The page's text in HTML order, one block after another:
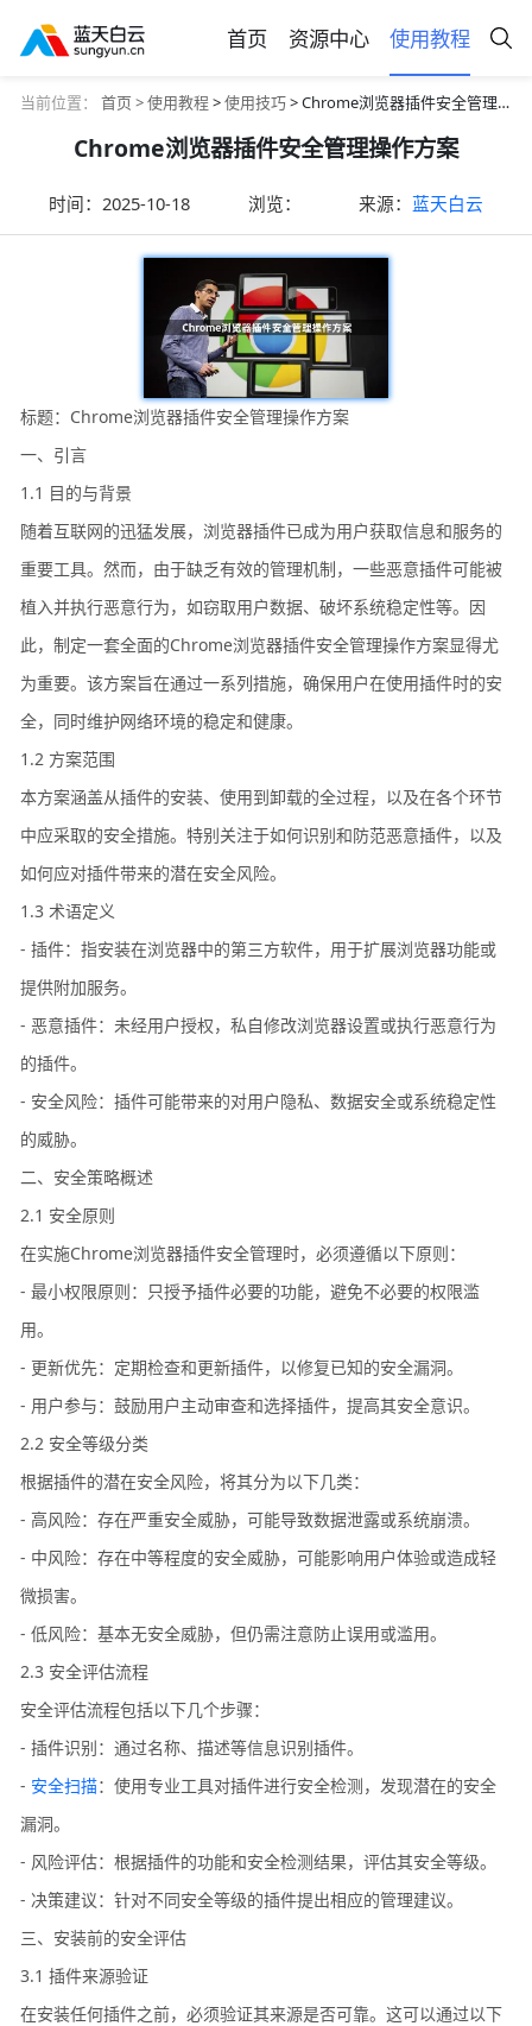
首页 资源中心 使用教程
当前位置： 首页 >使用教程>使用技巧> Chrome浏览器插件安全管理操作方案
Chrome浏览器插件安全管理操作方案
时间：2025-10-18 浏览： 来源： 蓝天白云
标题：Chrome浏览器插件安全管理操作方案
一、引言
1.1 目的与背景
随着互联网的迅猛发展，浏览器插件已成为用户获取信息和服务的
重要工具。然而，由于缺乏有效的管理机制，一些恶意插件可能被
植入并执行恶意行为，如窃取用户数据、破坏系统稳定性等。因
此，制定一套全面的Chrome浏览器插件安全管理操作方案显得尤
为重要。该方案旨在通过一系列措施，确保用户在使用插件时的安
全，同时维护网络环境的稳定和健康。
1.2 方案范围
本方案涵盖从插件的安装、使用到卸载的全过程，以及在各个环节
中应采取的安全措施。特别关注于如何识别和防范恶意插件，以及
如何应对插件带来的潜在安全风险。
1.3 术语定义
- 插件：指安装在浏览器中的第三方软件，用于扩展浏览器功能或
提供附加服务。
- 恶意插件：未经用户授权，私自修改浏览器设置或执行恶意行为
的插件。
- 安全风险：插件可能带来的对用户隐私、数据安全或系统稳定性
的威胁。
二、安全策略概述
2.1 安全原则
在实施Chrome浏览器插件安全管理时，必须遵循以下原则：
- 最小权限原则：只授予插件必要的功能，避免不必要的权限滥
用。
- 更新优先：定期检查和更新插件，以修复已知的安全漏洞。
- 用户参与：鼓励用户主动审查和选择插件，提高其安全意识。
2.2 安全等级分类
根据插件的潜在安全风险，将其分为以下几类：
- 高风险：存在严重安全威胁，可能导致数据泄露或系统崩溃。
- 中风险：存在中等程度的安全威胁，可能影响用户体验或造成轻
微损害。
- 低风险：基本无安全威胁，但仍需注意防止误用或滥用。
2.3 安全评估流程
安全评估流程包括以下几个步骤：
- 插件识别：通过名称、描述等信息识别插件。
- 安全扫描：使用专业工具对插件进行安全检测，发现潜在的安全
漏洞。
- 风险评估：根据插件的功能和安全检测结果，评估其安全等级。
- 决策建议：针对不同安全等级的插件提出相应的管理建议。
三、安装前的安全评估
3.1 插件来源验证
在安装任何插件之前，必须验证其来源是否可靠。这可以通过以下